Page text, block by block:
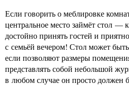
Если говорить о меблировке
центральное место займёт стол —
достойно принять гостей и
с семьёй вечером! Стол может
если позволяют размеры
представлять собой небольшой
в любом случае он просто должен